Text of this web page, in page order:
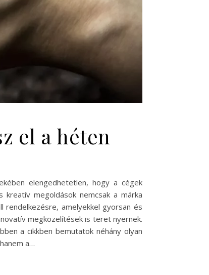
el a héten
elengedhetetlen, hogy a cégek
megoldások nemcsak a márka
rendelkezésre, amelyekkel gyorsan és
megközelítések is teret nyernek.
a cikkben bemutatok néhány olyan
a…